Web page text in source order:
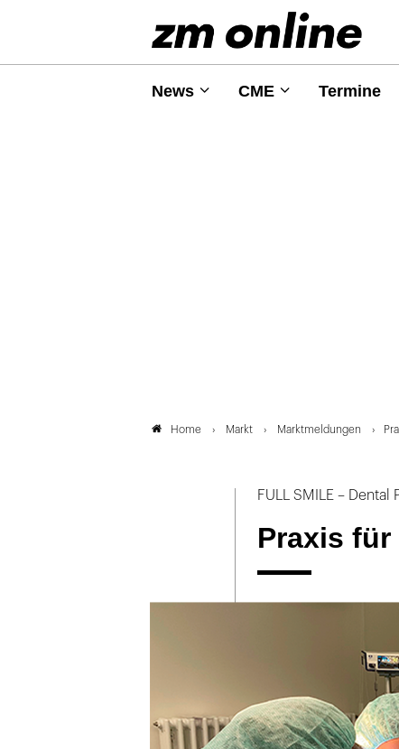
News CME Termine
Home Markt Marktmeldungen
FULL SMILE – Dental
Praxis